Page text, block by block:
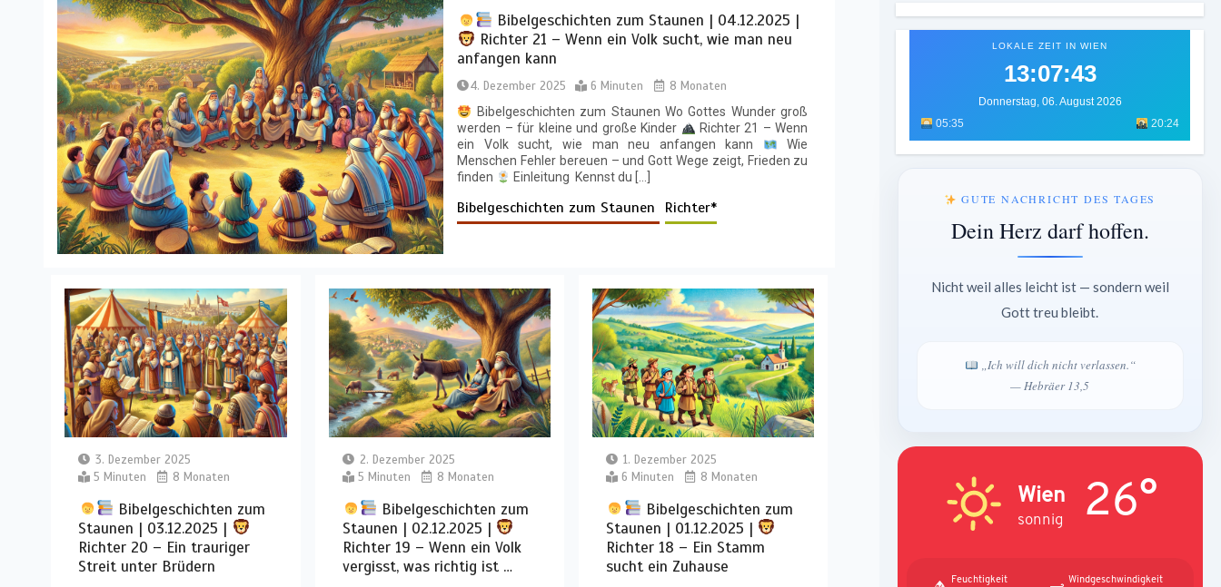
Bibelgeschichten zum Staunen | 04.12.2025 |
Richter 21 – Wenn ein Volk sucht, wie man neu
anfangen kann
4. Dezember 2025 6 Minuten
8 Monaten
Bibelgeschichten zum Staunen Wo Gottes Wunder groß
werden – für kleine und große Kinder
Richter 21 – Wenn
ein Volk sucht, wie man neu anfangen kann
Wie
Menschen Fehler bereuen – und Gott Wege zeigt, Frieden zu
finden
Einleitung Kennst du […]
Bibelgeschichten zum Staunen Richter*
3. Dezember 2025
5 Minuten
8 Monaten
Bibelgeschichten zum
Staunen | 03.12.2025 |
Richter 20 – Ein trauriger
Streit unter Brüdern
2. Dezember 2025
5 Minuten
8 Monaten
Bibelgeschichten zum
Staunen | 02.12.2025 |
Richter 19 – Wenn ein Volk
vergisst, was richtig ist …
1. Dezember 2025
6 Minuten
8 Monaten
Bibelgeschichten zum
Staunen | 01.12.2025 |
Richter 18 – Ein Stamm
sucht ein Zuhause
LOKALE ZEIT IN WIEN
13:07:45
Donnerstag, 06. August 2026
05:35
20:24
GUTE NACHRICHT DES TAGES
Dein Herz darf hoffen.
Nicht weil alles leicht ist — sondern weil
Gott treu bleibt.
„Ich will dich nicht verlassen.“
— Hebräer 13,5
Wien
sonnig 26°
Feuchtigkeit
Windgeschwindigkeit